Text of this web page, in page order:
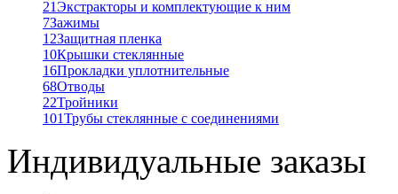
21Экстракторы и комплектующие к ним
7Зажимы
12Защитная пленка
10Крышки стеклянные
16Прокладки уплотнительные
68Отводы
22Тройники
101Трубы стеклянные с соединениями
Индивидуальные заказы